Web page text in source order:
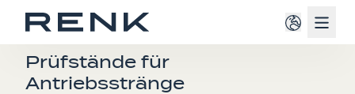
VERTEIDIGUNG
Prüfstände für
Antriebsstränge